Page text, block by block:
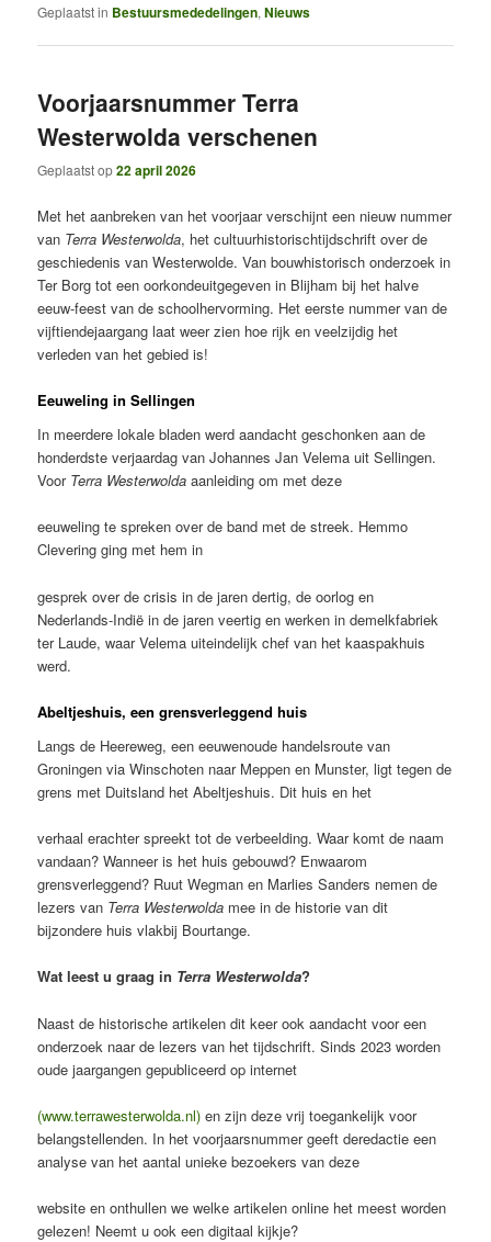
Geplaatst in Bestuursmededelingen,Nieuws
Voorjaarsnummer Terra
Westerwolda verschenen
Geplaatst op22 april 2026
Met het aanbreken van het voorjaar verschijnt een nieuw nummer
van Terra Westerwolda, het cultuurhistorischtijdschrift over de
geschiedenis van Westerwolde. Van bouwhistorisch onderzoek in
Ter Borg tot een oorkondeuitgegeven in Blijham bij het halve
eeuw-feest van de schoolhervorming. Het eerste nummer van de
vijftiendejaargang laat weer zien hoe rijk en veelzijdig het
verleden van het gebied is!
Eeuweling in Sellingen
In meerdere lokale bladen werd aandacht geschonken aan de
honderdste verjaardag van Johannes Jan Velema uit Sellingen.
Voor Terra Westerwoldaaanleiding om met deze
eeuweling te spreken over de band met de streek. Hemmo
Clevering ging met hem in
gesprek over de crisis in de jaren dertig, de oorlog en
Nederlands-Indië in de jaren veertig en werken in demelkfabriek
ter Laude, waar Velema uiteindelijk chef van het kaaspakhuis
werd.
Abeltjeshuis, een grensverleggend huis
Langs de Heereweg, een eeuwenoude handelsroute van
Groningen via Winschoten naar Meppen en Munster, ligt tegen de
grens met Duitsland het Abeltjeshuis. Dit huis en het
verhaal erachter spreekt tot de verbeelding. Waar komt de naam
vandaan? Wanneer is het huis gebouwd? Enwaarom
grensverleggend? Ruut Wegman en Marlies Sanders nemen de
lezers van Terra Westerwolda mee in de historie van dit
bijzondere huis vlakbij Bourtange.
Wat leest u graag in Terra Westerwolda?
Naast de historische artikelen dit keer ook aandacht voor een
onderzoek naar de lezers van het tijdschrift. Sinds 2023 worden
oude jaargangen gepubliceerd op internet
(www.terrawesterwolda.nl) en zijn deze vrij toegankelijk voor
belangstellenden. In het voorjaarsnummer geeft deredactie een
analyse van het aantal unieke bezoekers van deze
website en onthullen we welke artikelen online het meest worden
gelezen! Neemt u ook een digitaal kijkje?